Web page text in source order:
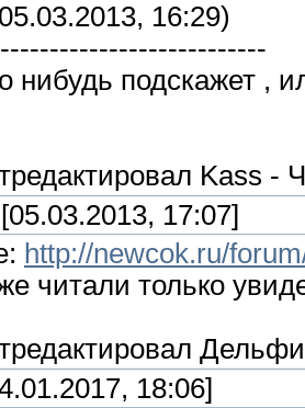
16:29)
нибудь подскажет ,
Kass -
[05.03.2013, 17:07]
http://newcok.ru/
читали только
18:06]